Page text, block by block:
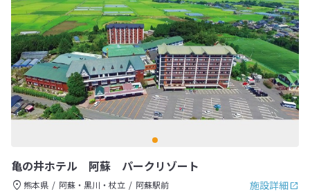
亀の井ホテル 阿蘇 パークリゾート
施設詳細
熊本県 阿蘇・黒川・杖立
阿蘇駅前